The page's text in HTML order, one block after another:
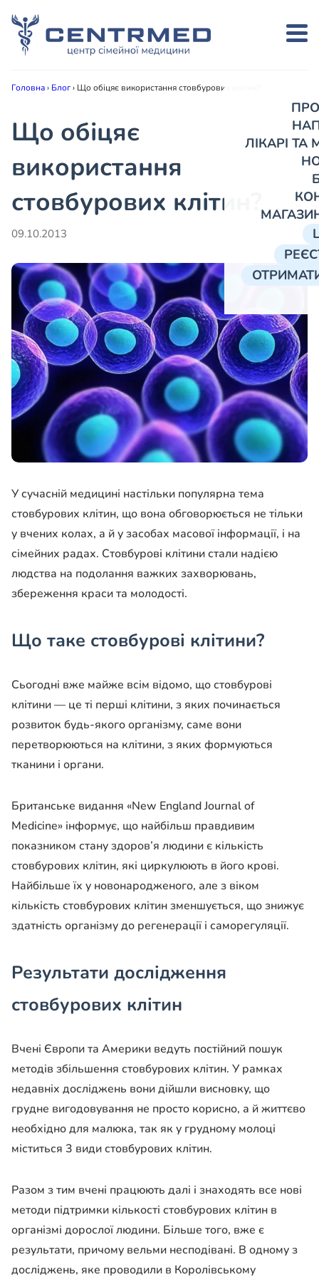
ЛІКАРІ
Головна› Блог› Що обіцяє використання стовбурових клітин?
Що обіцяє
використання
стовбурових клітин?
09.10.2013
У сучасній медицині настільки популярна тема
стовбурових клітин, що вона обговорюється не тільки
у вчених колах, а й у засобах масової інформації, і на
сімейних радах. Стовбурові клітини стали надією
людства на подолання важких захворювань,
збереження краси та молодості.
Що таке стовбурові клітини?
Сьогодні вже майже всім відомо, що стовбурові
клітини — це ті перші клітини, з яких починається
розвиток будь-якого організму, саме вони
перетворюються на клітини, з яких формуються
тканини і органи.
Британське видання «New England Journal of
Medicine» інформує, що найбільш правдивим
показником стану здоров’я людини є кількість
стовбурових клітин, які циркулюють в його крові.
Найбільше їх у новонародженого, але з віком
кількість стовбурових клітин зменшується, що знижує
здатність організму до регенерації і саморегуляції.
Результати дослідження
стовбурових клітин
Вчені Європи та Америки ведуть постійний пошук
методів збільшення стовбурових клітин. У рамках
недавніх досліджень вони дійшли висновку, що
грудне вигодовування не просто корисно, а й життєво
необхідно для малюка, так як у грудному молоці
міститься 3 види стовбурових клітин.
Разом з тим вчені працюють далі і знаходять все нові
методи підтримки кількості стовбурових клітин в
організмі дорослої людини. Більше того, вже є
результати, причому вельми несподівані. В одному з
досліджень, яке проводили в Королівському